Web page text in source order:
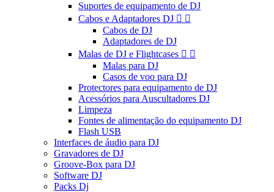
Suportes de equipamento de DJ
Cabos e Adaptadores DJ  
Cabos de DJ
Adaptadores de DJ
Malas de DJ e Flightcases  
Malas para DJ
Casos de voo para DJ
Protectores para equipamento de DJ
Acessórios para Auscultadores DJ
Limpeza
Fontes de alimentação do equipamento DJ
Flash USB
Interfaces de áudio para DJ
Gravadores de DJ
Groove-Box para DJ
Software DJ
Packs Dj